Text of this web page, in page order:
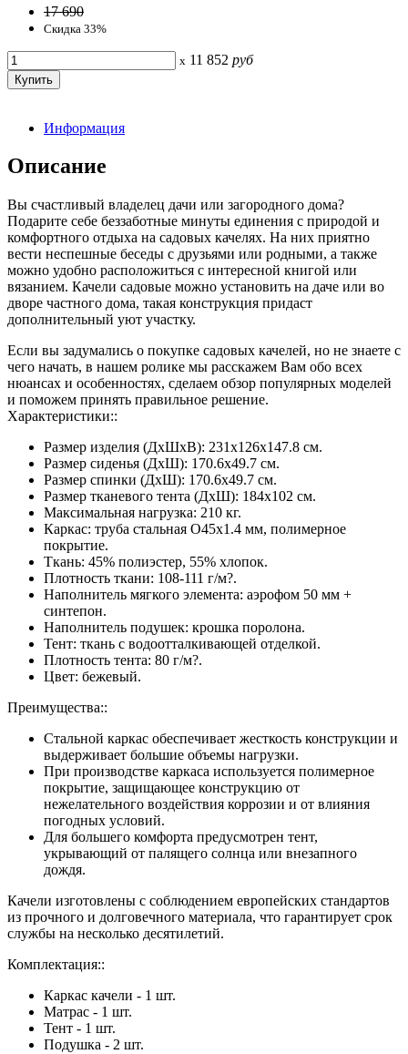
17 690
Скидка 33%
x 11 852 руб
Информация
Описание
Вы счастливый владелец дачи или загородного дома?
Подарите себе беззаботные минуты единения с природой и
комфортного отдыха на садовых качелях. На них приятно
вести неспешные беседы с друзьями или родными, а также
можно удобно расположиться с интересной книгой или
вязанием. Качели садовые можно установить на даче или во
дворе частного дома, такая конструкция придаст
дополнительный уют участку.
Если вы задумались о покупке садовых качелей, но не знаете с
чего начать, в нашем ролике мы расскажем Вам обо всех
нюансах и особенностях, сделаем обзор популярных моделей
и поможем принять правильное решение.
Характеристики::
Размер изделия (ДхШхВ): 231х126х147.8 см.
Размер сиденья (ДхШ): 170.6х49.7 см.
Размер спинки (ДхШ): 170.6х49.7 см.
Размер тканевого тента (ДхШ): 184х102 см.
Максимальная нагрузка: 210 кг.
Каркас: труба стальная O45х1.4 мм, полимерное
покрытие.
Ткань: 45% полиэстер, 55% хлопок.
Плотность ткани: 108-111 г/м?.
Наполнитель мягкого элемента: аэрофом 50 мм +
синтепон.
Наполнитель подушек: крошка поролона.
Тент: ткань с водоотталкивающей отделкой.
Плотность тента: 80 г/м?.
Цвет: бежевый.
Преимущества::
Стальной каркас обеспечивает жесткость конструкции и
выдерживает большие объемы нагрузки.
При производстве каркаса используется полимерное
покрытие, защищающее конструкцию от
нежелательного воздействия коррозии и от влияния
погодных условий.
Для большего комфорта предусмотрен тент,
укрывающий от палящего солнца или внезапного
дождя.
Качели изготовлены с соблюдением европейских стандартов
из прочного и долговечного материала, что гарантирует срок
службы на несколько десятилетий.
Комплектация::
Каркас качели - 1 шт.
Матрас - 1 шт.
Тент - 1 шт.
Подушка - 2 шт.